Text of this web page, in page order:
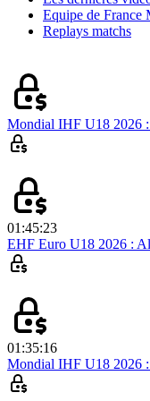
Equipe de France
Replays matchs
Mondial IHF U18 2026 :
01:45:23
EHF Euro U18 2026 :
01:35:16
Mondial IHF U18 2026 :